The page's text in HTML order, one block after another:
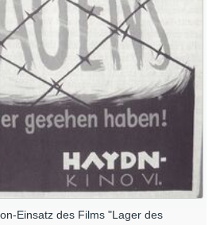
Einsatz des Films "Lager des